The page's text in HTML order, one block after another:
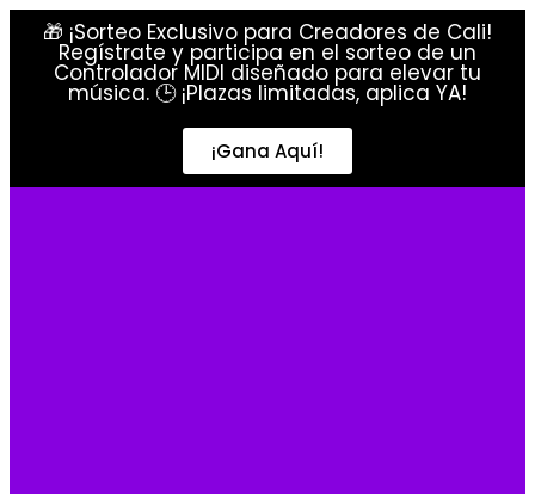
🎁 ¡Sorteo Exclusivo para Creadores de Cali!
Regístrate y participa en el sorteo de un
Controlador MIDI diseñado para elevar tu
música. 🕒 ¡Plazas limitadas, aplica YA!
¡Gana Aquí!